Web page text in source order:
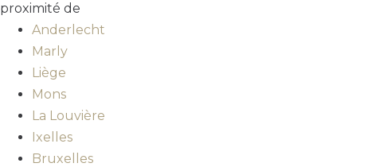
proximité de
Anderlecht
Marly
Liège
Mons
La Louvière
Ixelles
Bruxelles